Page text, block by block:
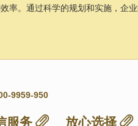
率。通过科学的规划和实施，企
9959-950
服务 放心选择